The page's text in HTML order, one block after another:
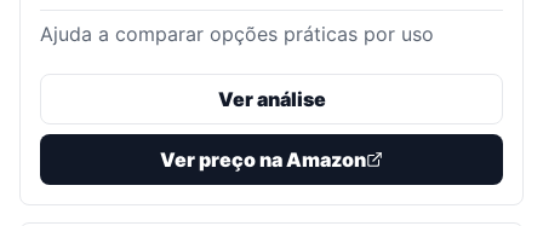
Ajuda a comparar opções práticas por uso
Ver análise
Ver preço na Amazon